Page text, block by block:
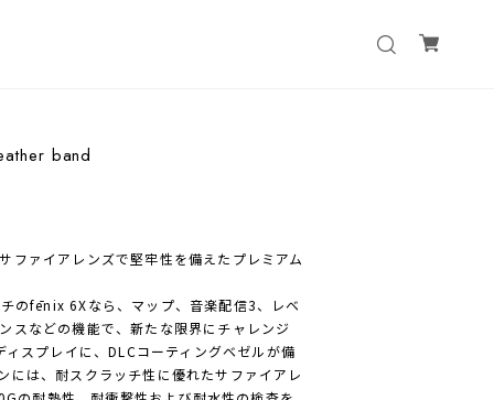
band
ファイアレンズで堅牢性を備えたプレミアム
のfēnix 6Xなら、マップ、音楽配信3、レベ
スなどの機能で、新たな限界にチャレンジ
スプレイに、DLCコーティングベゼルが備
には、耐スクラッチ性に優れたサファイアレ